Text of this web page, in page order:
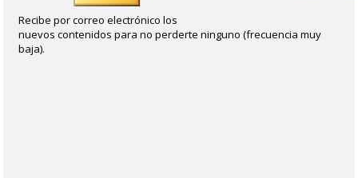
Recibe por correo electrónico los
nuevos contenidos para no perderte ninguno (frecuencia muy
baja).